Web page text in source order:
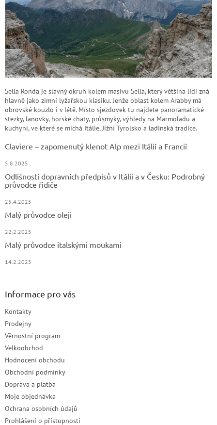
Sella Ronda je slavný okruh kolem masivu Sella, který většina lidí zná
hlavně jako zimní lyžařskou klasiku. Jenže oblast kolem Arabby má
obrovské kouzlo i v létě. Místo sjezdovek tu najdete panoramatické
stezky, lanovky, horské chaty, průsmyky, výhledy na Marmoladu a
kuchyni, ve které se míchá Itálie, Jižní Tyrolsko a ladinská tradice.
Claviere – zapomenutý klenot Alp mezi Itálií a Francií
5.8.2025
Odlišnosti dopravních předpisů v Itálii a v Česku: Podrobný
průvodce řidiče
25.4.2025
Malý průvodce oleji
22.2.2025
Malý průvodce italskými moukami
14.2.2025
Informace pro vás
Kontakty
Prodejny
Věrnostní program
Velkoobchod
Hodnocení obchodu
Obchodní podmínky
Doprava a platba
Moje objednávka
Ochrana osobních údajů
Prohlášení o přístupnosti